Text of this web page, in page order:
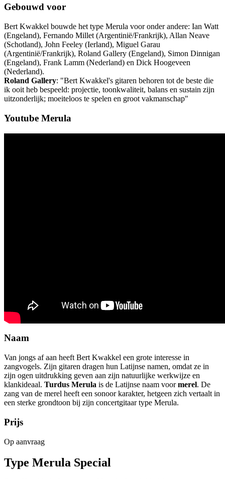
Gebouwd voor
Bert Kwakkel bouwde het type Merula voor onder andere: Ian Watt
(Engeland), Fernando Millet (Argentinië/Frankrijk), Allan Neave
(Schotland), John Feeley (Ierland), Miguel Garau
(Argentinië/Frankrijk), Roland Gallery (Engeland), Simon Dinnigan
(Engeland), Frank Lamm (Nederland) en Dick Hoogeveen
(Nederland).
Roland Gallery: "Bert Kwakkel's gitaren behoren tot de beste die
ik ooit heb bespeeld: projectie, toonkwaliteit, balans en sustain zijn
uitzonderlijk; moeiteloos te spelen en groot vakmanschap"
Youtube Merula
Naam
Van jongs af aan heeft Bert Kwakkel een grote interesse in
zangvogels. Zijn gitaren dragen hun Latijnse namen, omdat ze in
zijn ogen uitdrukking geven aan zijn natuurlijke werkwijze en
klankideaal. Turdus Merula is de Latijnse naam voormerel. De
zang van de merel heeft een sonoor karakter, hetgeen zich vertaalt in
een sterke grondtoon bij zijn concertgitaar type Merula.
Prijs
Op aanvraag
Type Merula Special